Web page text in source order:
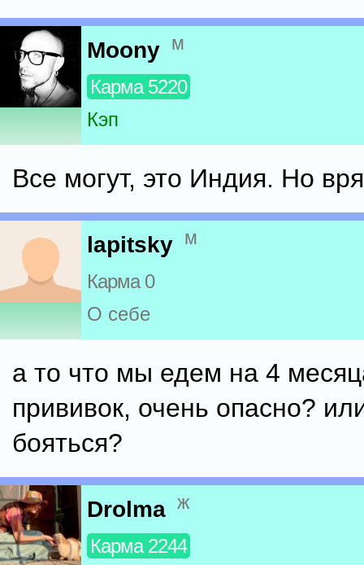
Moony м
Карма 5220
Кэп
Все могут, это Индия. Но
lapitsky м
Карма 0
О себе
а то что мы едем на 4
прививок, очень опасно?
бояться?
Drolma ж
Карма 2244